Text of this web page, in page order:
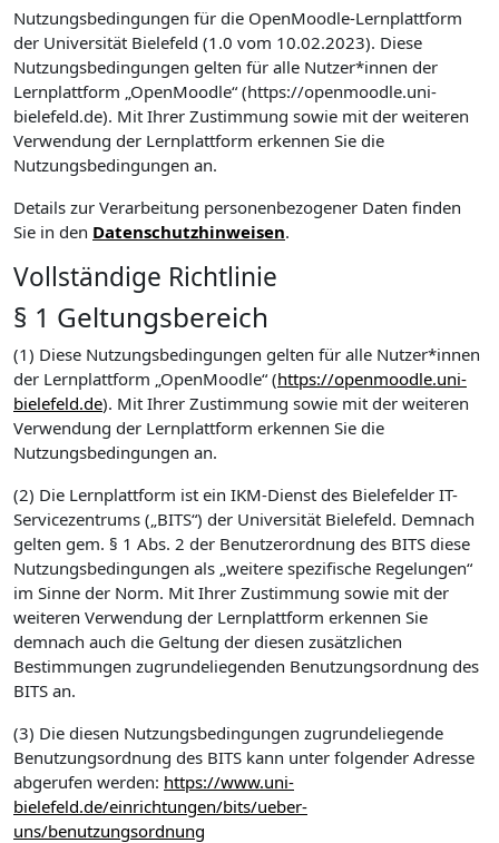
Nutzungsbedingungen für die OpenMoodle-Lernplattform
der Universität Bielefeld (1.0 vom 10.02.2023). Diese
Nutzungsbedingungen gelten für alle Nutzer*innen der
Lernplattform „OpenMoodle“ (https://openmoodle.uni-
bielefeld.de). Mit Ihrer Zustimmung sowie mit der weiteren
Verwendung der Lernplattform erkennen Sie die
Nutzungsbedingungen an.
Details zur Verarbeitung personenbezogener Daten finden
Sie in den Datenschutzhinweisen.
Vollständige Richtlinie
§ 1 Geltungsbereich
(1) Diese Nutzungsbedingungen gelten für alle Nutzer*innen
der Lernplattform „OpenMoodle“ (https://openmoodle.uni-
bielefeld.de). Mit Ihrer Zustimmung sowie mit der weiteren
Verwendung der Lernplattform erkennen Sie die
Nutzungsbedingungen an.
(2) Die Lernplattform ist ein IKM-Dienst des Bielefelder IT-
Servicezentrums („BITS“) der Universität Bielefeld. Demnach
gelten gem. § 1 Abs. 2 der Benutzerordnung des BITS diese
Nutzungsbedingungen als „weitere spezifische Regelungen“
im Sinne der Norm. Mit Ihrer Zustimmung sowie mit der
weiteren Verwendung der Lernplattform erkennen Sie
demnach auch die Geltung der diesen zusätzlichen
Bestimmungen zugrundeliegenden Benutzungsordnung des
BITS an.
(3) Die diesen Nutzungsbedingungen zugrundeliegende
Benutzungsordnung des BITS kann unter folgender Adresse
abgerufen werden: https://www.uni-
bielefeld.de/einrichtungen/bits/ueber-
uns/benutzungsordnung